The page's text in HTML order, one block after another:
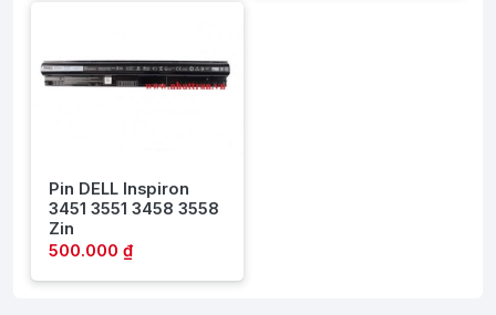
Pin DELL Inspiron
3451 3551 3458 3558
Zin
500.000 ₫